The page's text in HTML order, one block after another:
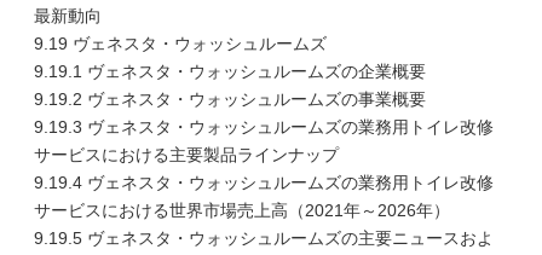
最新動向
9.19 ヴェネスタ・ウォッシュルームズ
9.19.1 ヴェネスタ・ウォッシュルームズの企業概要
9.19.2 ヴェネスタ・ウォッシュルームズの事業概要
9.19.3 ヴェネスタ・ウォッシュルームズの業務用トイレ改修
サービスにおける主要製品ラインナップ
9.19.4 ヴェネスタ・ウォッシュルームズの業務用トイレ改修
サービスにおける世界市場売上高（2021年～2026年）
9.19.5 ヴェネスタ・ウォッシュルームズの主要ニュースおよ